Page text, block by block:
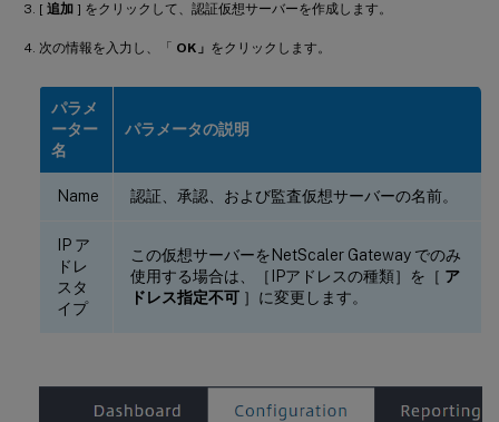
[ 追加 ] をクリックして、認証仮想サーバーを作成します。
次の情報を入力し、「 OK」 をクリックします。
パラメ
ーター
名
パラメータの説明
Name 認証、承認、および監査仮想サーバーの名前。
IP ア
ドレ
スタ
イプ
この仮想サーバーをNetScaler Gateway でのみ
使用する場合は、［IPアドレスの種類］を［ ア
ドレス指定不可 ］に変更します。